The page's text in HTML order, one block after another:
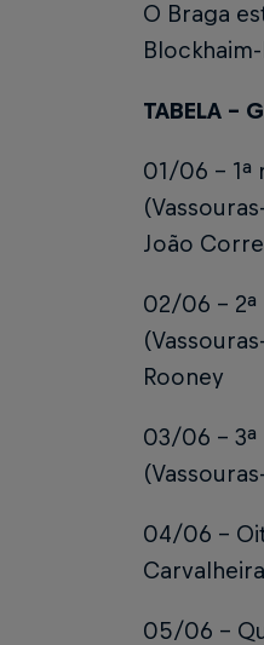
O Braga
Blockhaim-
TABELA –
01/06 – 1ª
João
02/06 – 2ª
Rooney
03/06 – 3ª
04/06 –
05/06 –